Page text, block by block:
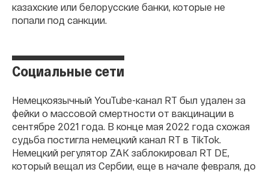
казахские или белорусские банки, которые не
попали под санкции.
Социальные сети
Немецкоязычный YouTube-канал RT был удален за
фейки о массовой смертности от вакцинации в
сентябре 2021 года. В конце мая 2022 года схожая
судьба постигла немецкий канал RT в TikTok.
Немецкий регулятор ZAK заблокировал RT DE,
который вещал из Сербии, еще в начале февраля, до